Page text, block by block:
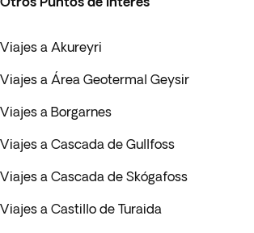
Viajes a Akureyri
Viajes a Área Geotermal Geysir
Viajes a Borgarnes
Viajes a Cascada de Gullfoss
Viajes a Cascada de Skógafoss
Viajes a Castillo de Turaida